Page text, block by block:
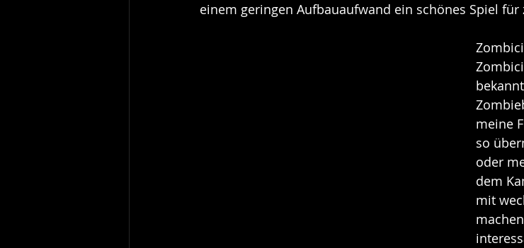
einem geringen Aufbauaufwand ein schönes Spiel für
meine
so
oder
dem
mit